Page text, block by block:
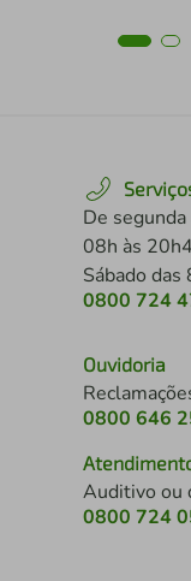
De
08h às
Sábado
0800 724
Ouvidoria
0800 646
Auditivo ou
0800 724